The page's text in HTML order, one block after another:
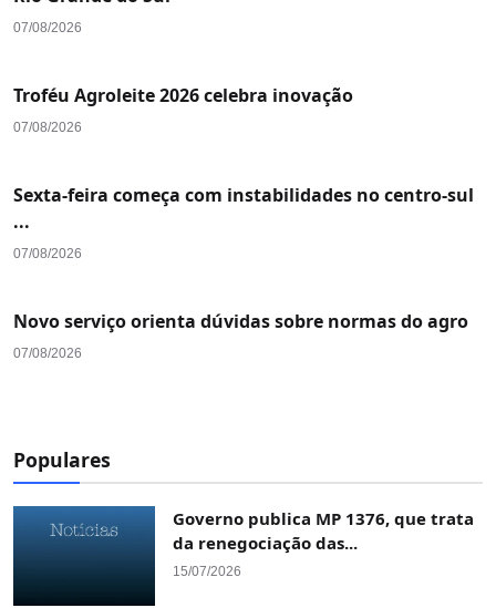
07/08/2026
Troféu Agroleite 2026 celebra inovação
07/08/2026
Sexta-feira começa com instabilidades no centro-sul
...
07/08/2026
Novo serviço orienta dúvidas sobre normas do agro
07/08/2026
Populares
Governo publica MP 1376, que trata
da renegociação das...
15/07/2026